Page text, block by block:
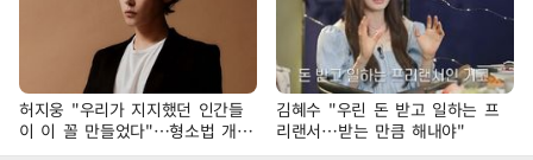
허지웅 "우리가 지지했던 인간들
이 이 꼴 만들었다"…형소법 개정
에 격한 반응
김혜수 "우린 돈 받고 일하는 프
리랜서…받는 만큼 해내야"